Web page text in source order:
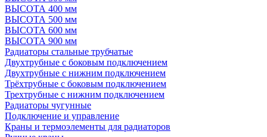
ВЫСОТА 400 мм
ВЫСОТА 500 мм
ВЫСОТА 600 мм
ВЫСОТА 900 мм
Радиаторы стальные трубчатые
Двухтрубные с боковым подключением
Двухтрубные с нижним подключением
Трёхтрубные с боковым подключением
Трехтрубные с нижним подключением
Радиаторы чугунные
Подключение и управление
Краны и термоэлементы для радиаторов